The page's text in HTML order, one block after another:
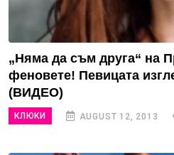
„Няма да съм друга“ на
феновете! Певицата
(ВИДЕО)
КЛЮКИ AUGUST 12, 2013